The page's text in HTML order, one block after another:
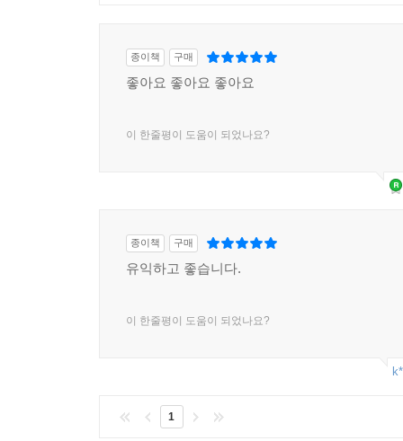
종이책 구매
좋아요 좋아요 좋아요
이 한줄평이 도움이 되었나요?
종이책 구매
유익하고 좋습니다.
이 한줄평이 도움이 되었나요?
1